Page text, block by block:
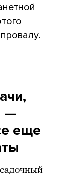
—
еще